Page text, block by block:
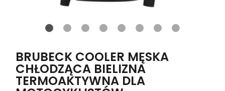
BRUBECK COOLER MĘSKA
CHŁODZĄCA BIELIZNA
TERMOAKTYWNA DLA